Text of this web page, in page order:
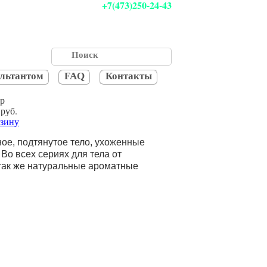
+7(473)250-24-43
FAQ Контакты
подтянутое тело, ухоженные
всех сериях для тела от
же натуральные ароматные